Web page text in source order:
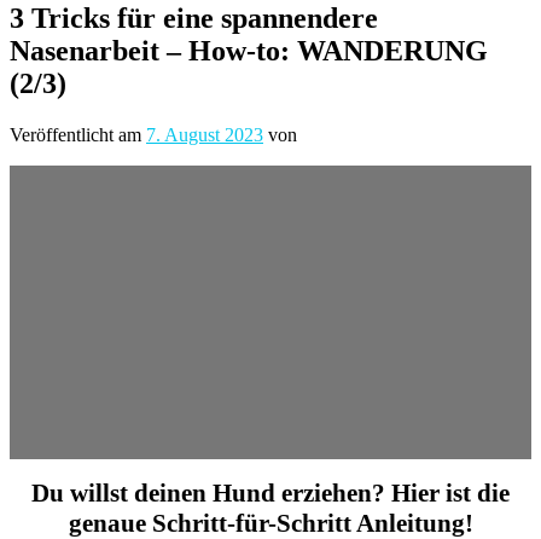
3 Tricks für eine spannendere
Nasenarbeit – How-to: WANDERUNG
(2/3)
Veröffentlicht am 7. August 2023 von
Du willst deinen Hund erziehen? Hier ist die
genaue Schritt-für-Schritt Anleitung!